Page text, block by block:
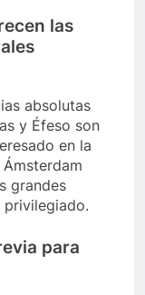
las
absolutas
y Éfeso son
en la
grandes
privilegiado.
para